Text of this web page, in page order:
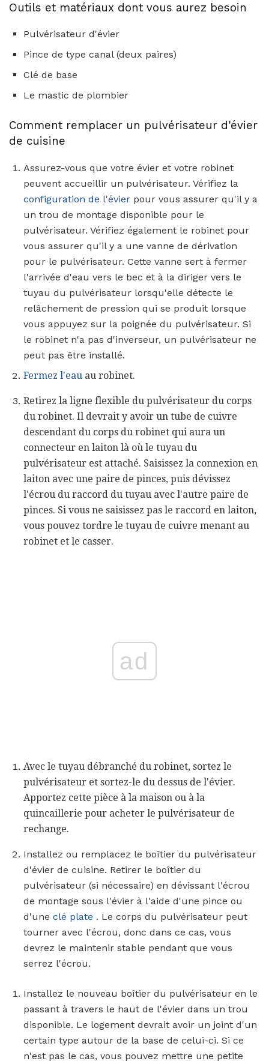
Outils et matériaux dont vous aurez besoin
Pulvérisateur d'évier
Pince de type canal (deux paires)
Clé de base
Le mastic de plombier
Comment remplacer un pulvérisateur d'évier
de cuisine
Assurez-vous que votre évier et votre robinet
peuvent accueillir un pulvérisateur. Vérifiez la
configuration de l'évier pour vous assurer qu'il y a
un trou de montage disponible pour le
pulvérisateur. Vérifiez également le robinet pour
vous assurer qu'il y a une vanne de dérivation
pour le pulvérisateur. Cette vanne sert à fermer
l'arrivée d'eau vers le bec et à la diriger vers le
tuyau du pulvérisateur lorsqu'elle détecte le
relâchement de pression qui se produit lorsque
vous appuyez sur la poignée du pulvérisateur. Si
le robinet n'a pas d'inverseur, un pulvérisateur ne
peut pas être installé.
Fermez l'eau au robinet.
Retirez la ligne flexible du pulvérisateur du corps
du robinet. Il devrait y avoir un tube de cuivre
descendant du corps du robinet qui aura un
connecteur en laiton là où le tuyau du
pulvérisateur est attaché. Saisissez la connexion en
laiton avec une paire de pinces, puis dévissez
l'écrou du raccord du tuyau avec l'autre paire de
pinces. Si vous ne saisissez pas le raccord en laiton,
vous pouvez tordre le tuyau de cuivre menant au
robinet et le casser.
ad
Avec le tuyau débranché du robinet, sortez le
pulvérisateur et sortez-le du dessus de l'évier.
Apportez cette pièce à la maison ou à la
quincaillerie pour acheter le pulvérisateur de
rechange.
Installez ou remplacez le boîtier du pulvérisateur
d'évier de cuisine. Retirer le boîtier du
pulvérisateur (si nécessaire) en dévissant l'écrou
de montage sous l'évier à l'aide d'une pince ou
d'une clé plate . Le corps du pulvérisateur peut
tourner avec l'écrou, donc dans ce cas, vous
devrez le maintenir stable pendant que vous
serrez l'écrou.
Installez le nouveau boîtier du pulvérisateur en le
passant à travers le haut de l'évier dans un trou
disponible. Le logement devrait avoir un joint d'un
certain type autour de la base de celui-ci. Si ce
n'est pas le cas, vous pouvez mettre une petite